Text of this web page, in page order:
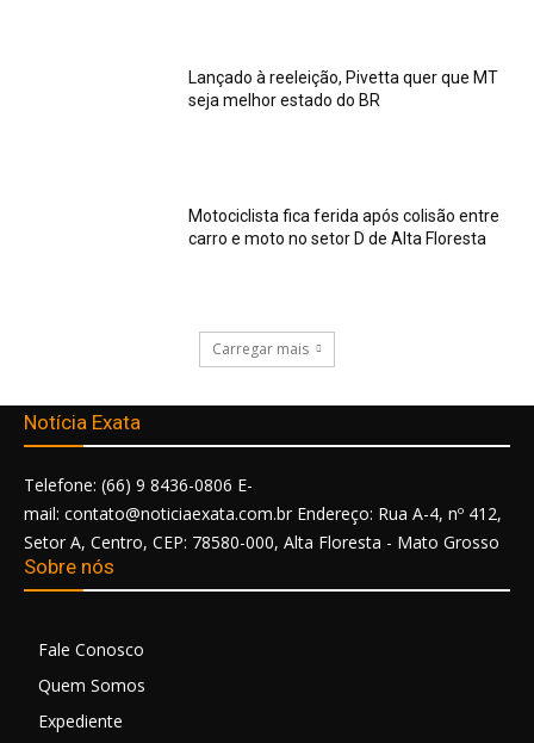
Lançado à reeleição, Pivetta quer que MT
seja melhor estado do BR
Motociclista fica ferida após colisão entre
carro e moto no setor D de Alta Floresta
Carregar mais
Notícia Exata
Telefone: (66) 9 8436-0806 E-
mail: contato@noticiaexata.com.br Endereço: Rua A-4, nº 412,
Setor A, Centro, CEP: 78580-000, Alta Floresta - Mato Grosso
Sobre nós
Fale Conosco
Quem Somos
Expediente